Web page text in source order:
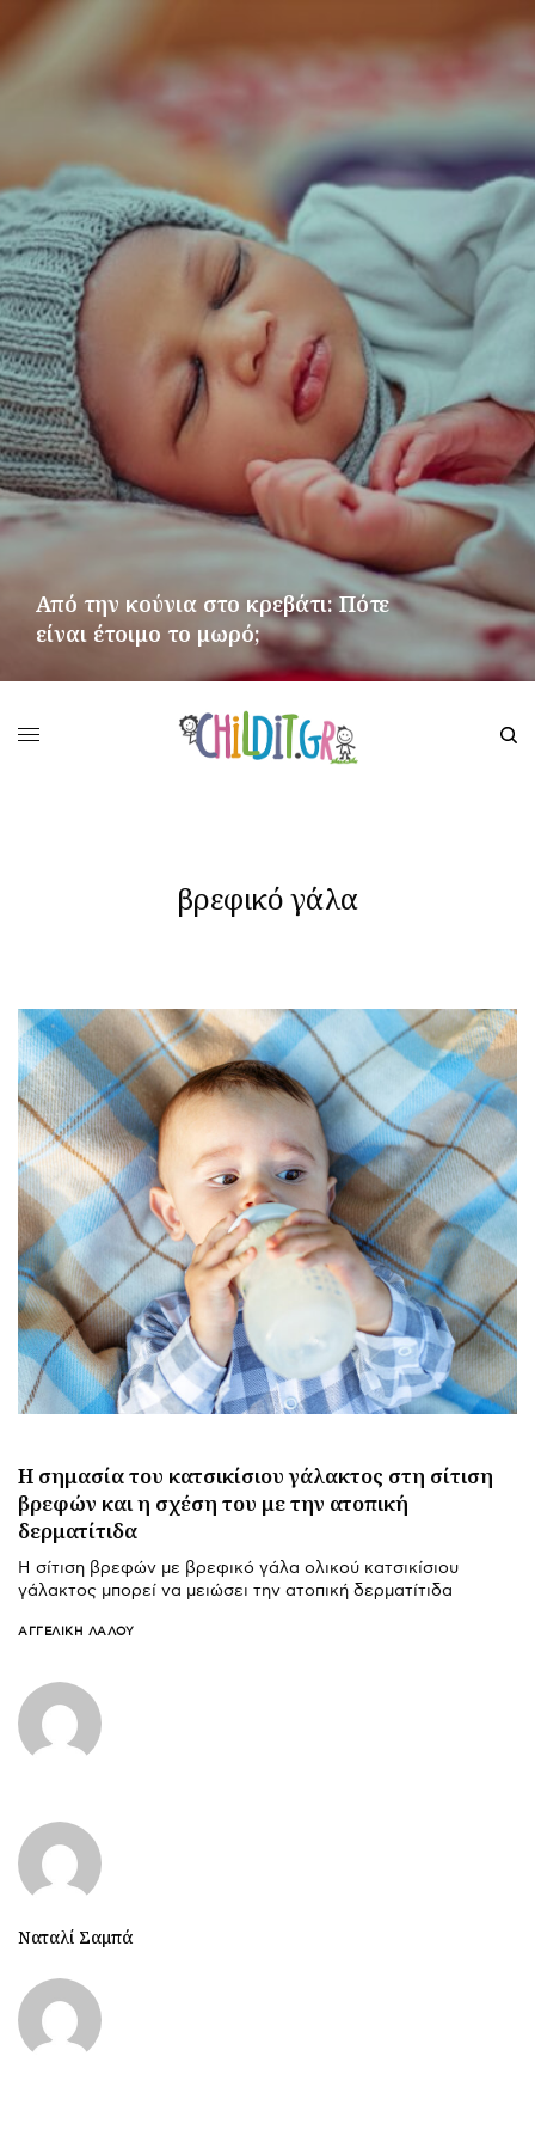
Από την κούνια στο κρεβάτι: Πότε
είναι έτοιμο το μωρό;
βρεφικό γάλα
H σημασία του κατσικίσιου γάλακτος στη σίτιση
βρεφών και η σχέση του με την ατοπική
δερματίτιδα
Η σίτιση βρεφών με βρεφικό γάλα ολικού κατσικίσιου
γάλακτος μπορεί να μειώσει την ατοπική δερματίτιδα
ΑΓΓΕΛΙΚΉ ΛΆΛΟΥ
Ναταλί Σαμπά